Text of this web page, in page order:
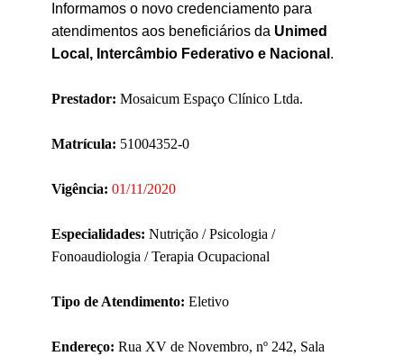
Informamos o novo credenciamento para
atendimentos aos beneficiários da Unimed
Local, Intercâmbio Federativo e Nacional .
Prestador: Mosaicum Espaço Clínico Ltda.
Matrícula: 51004352-0
Vigência: 01/11/2020
Especialidades: Nutrição / Psicologia /
Fonoaudiologia / Terapia Ocupacional
Tipo de Atendimento: Eletivo
Endereço: Rua XV de Novembro, nº 242, Sala